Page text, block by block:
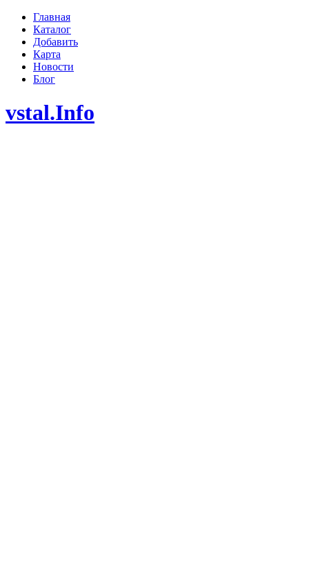
Главная
Каталог
Добавить
Карта
Новости
Блог
vstal.Info